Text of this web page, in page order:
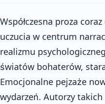
Współczesna proza
uczucia w centrum
realizmu
światów bohaterów,
Emocjonalne pejzaże
wydarzeń. Autorzy takich